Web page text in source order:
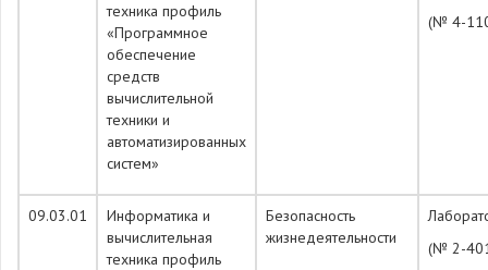
техника профиль
«Программное
обеспечение
средств
вычислительной
техники и
автоматизированных
систем»
(№ 4-
09.03.01
Информатика и
вычислительная
техника профиль
Безопасность
жизнедеятельности
(№ 2-